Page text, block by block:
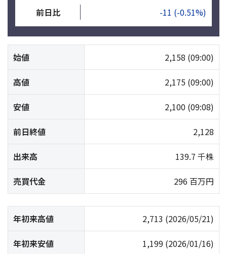
前日比 -11 (-0.51%)
始値 2,158 (09:00)
高値 2,175 (09:00)
安値 2,100 (09:08)
前日終値 2,128
出来高 139.7 千株
売買代金 296 百万円
年初来高値 2,713 (2026/05/21)
年初来安値 1,199 (2026/01/16)